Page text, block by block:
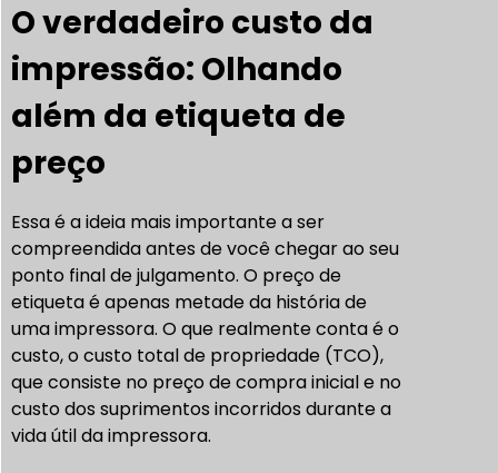
O verdadeiro custo da
impressão: Olhando
além da etiqueta de
preço
Essa é a ideia mais importante a ser
compreendida antes de você chegar ao seu
ponto final de julgamento. O preço de
etiqueta é apenas metade da história de
uma impressora. O que realmente conta é o
custo, o custo total de propriedade (TCO),
que consiste no preço de compra inicial e no
custo dos suprimentos incorridos durante a
vida útil da impressora.